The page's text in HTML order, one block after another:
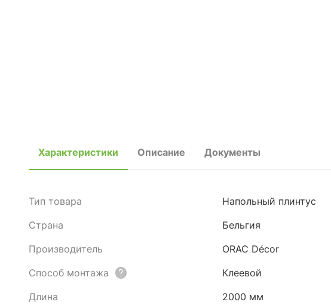
Характеристики Описание Документы
Тип товара
Напольный плинтус
Страна
Бельгия
Производитель
ORAC Décor
Способ монтажа
Клеевой
Длина
2000 мм